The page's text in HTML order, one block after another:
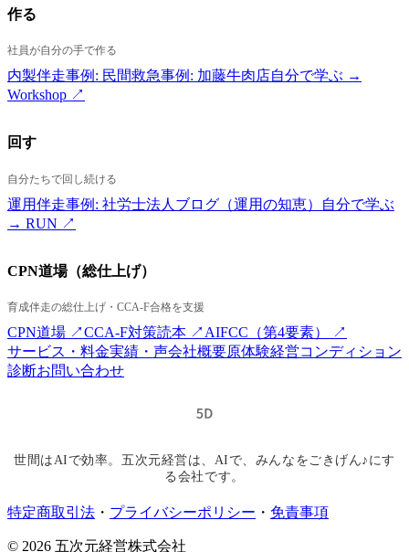
作る
社員が自分の手で作る
内製伴走事例: 民間救急事例: 加藤牛肉店自分で学ぶ →
Workshop ↗
回す
自分たちで回し続ける
運用伴走事例: 社労士法人 ブログ（運用の知恵）
自分で学ぶ
→ RUN ↗
CPN道場（総仕上げ）
育成伴走の総仕上げ・CCA-F合格を支援
CPN道場 ↗CCA-F対策読本 ↗ AIFCC（第4要素） ↗
サービス・料金実績・声会社概要原体験経営コンディション
診断お問い合わせ
世間はAIで効率。五次元経営は、AIで、みんなをごきげん♪にす
る会社です。
特定商取引法 ・ プライバシーポリシー ・ 免責事項
© 2026 五次元経営株式会社